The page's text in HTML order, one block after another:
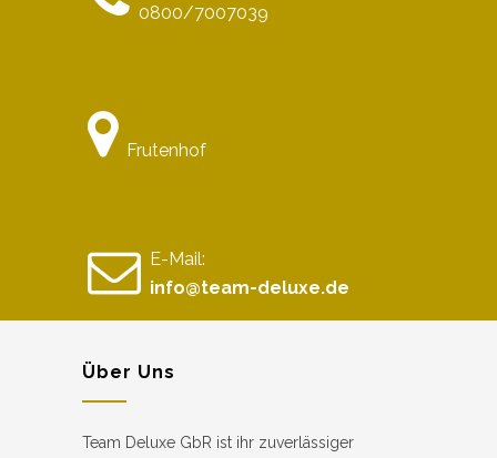
0800/7007039
Frutenhof
E-Mail:
info@team-deluxe.de
Über Uns
Team Deluxe GbR ist ihr zuverlässiger